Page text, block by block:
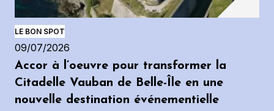
LE BON SPOT
09/07/2026
Accor à l’oeuvre pour transformer la
Citadelle Vauban de Belle-Île en une
nouvelle destination événementielle